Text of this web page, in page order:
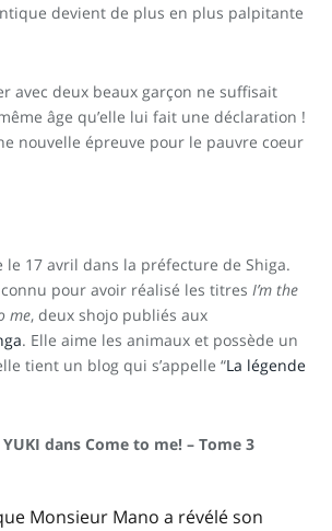
devient de plus en plus palpitante
avec deux beaux garçon ne suffisait
âge qu’elle lui fait une déclaration !
nouvelle épreuve pour le pauvre coeur
le 17 avril dans la préfecture de Shiga.
connu pour avoir réalisé les titres I’m the
me, deux shojo publiés aux
. Elle aime les animaux et possède un
tient un blog qui s’appelle “La légende
dans Come to me! – Tome 3
Monsieur Mano a révélé son